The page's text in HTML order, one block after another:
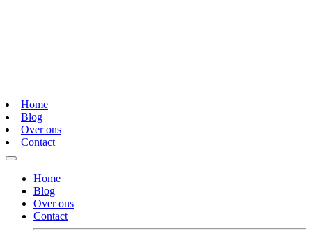
Home
Blog
Over ons
Contact
Home
Blog
Over ons
Contact